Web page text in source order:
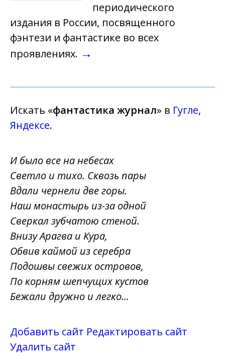
периодического
издания в России, посвященного
фэнтези и фантастике во всех
проявлениях. →
Искать «фантастика журнал» в Гугле,
Яндексе.
И было все на небесах
Светло и тихо. Сквозь пары
Вдали чернели две горы.
Наш монастырь из-за одной
Сверкал зубчатою стеной.
Внизу Арагва и Кура,
Обвив каймой из серебра
Подошвы свежих островов,
По корням шепчущих кустов
Бежали дружно и легко...
Добавить сайт Редактировать сайт
Удалить сайт